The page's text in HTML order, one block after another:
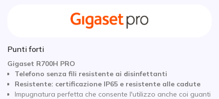
Punti forti
Gigaset R700H PRO
Telefono senza fili resistente ai disinfettanti
Resistente: certificazione IP65 e resistente alle cadute
Impugnatura perfetta che consente l'utilizzo anche coi guanti